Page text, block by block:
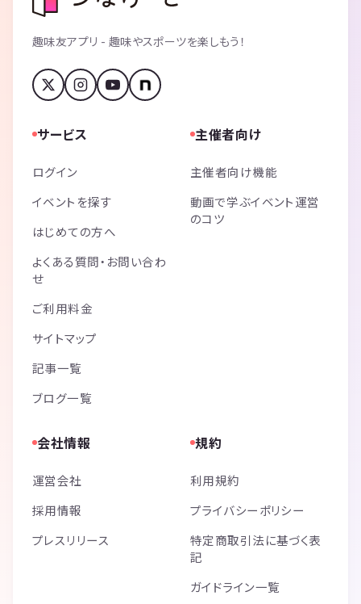
趣味友アプリ - 趣味やスポーツを楽しもう！
サービス
ログイン
イベントを探す
はじめての方へ
よくある質問・お問い合わ
せ
ご利用料金
サイトマップ
記事一覧
ブログ一覧
主催者向け
主催者向け機能
動画で学ぶイベント運営
のコツ
会社情報
運営会社
採用情報
プレスリリース
規約
利用規約
プライバシーポリシー
特定商取引法に基づく表
記
ガイドライン一覧